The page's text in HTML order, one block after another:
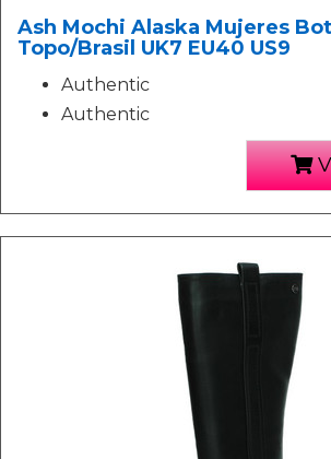
Ash Mochi Alaska Mujeres
Topo/Brasil UK7 EU40 US9
Authentic
Authentic